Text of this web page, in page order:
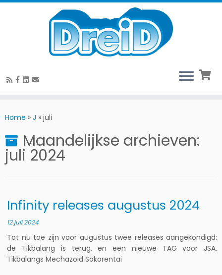
naar
inhoud
Home » J » juli
Maandelijkse archieven:
juli 2024
Infinity releases augustus 2024
12 juli 2024
Tot nu toe zijn voor augustus twee releases aangekondigd:
de Tikbalang is terug, en een nieuwe TAG voor JSA.
Tikbalangs Mechazoid Sokorentai